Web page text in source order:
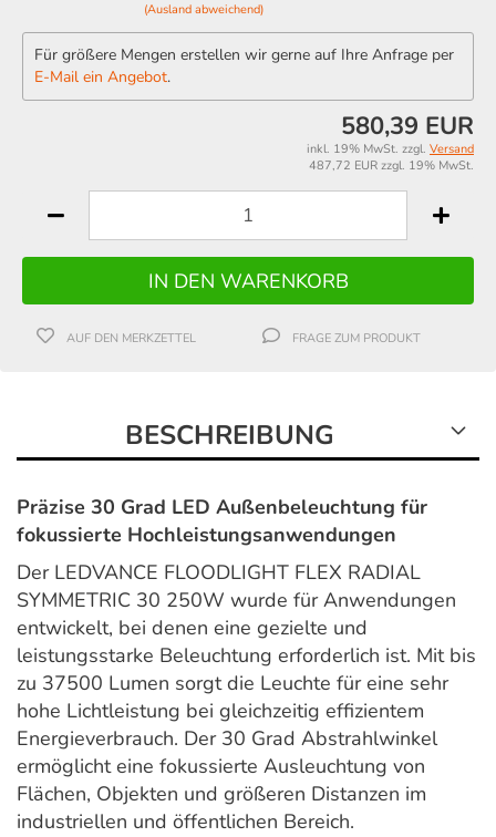
(Ausland abweichend)
Für größere Mengen erstellen wir gerne auf Ihre Anfrage per
E-Mail ein Angebot.
580,39 EUR
inkl. 19% MwSt. zzgl. Versand
487,72 EUR zzgl. 19% MwSt.
AUF DEN MERKZETTEL FRAGE ZUM PRODUKT
BESCHREIBUNG
Präzise 30 Grad LED Außenbeleuchtung für
fokussierte Hochleistungsanwendungen
Der LEDVANCE FLOODLIGHT FLEX RADIAL
SYMMETRIC 30 250W wurde für Anwendungen
entwickelt, bei denen eine gezielte und
leistungsstarke Beleuchtung erforderlich ist. Mit bis
zu 37500 Lumen sorgt die Leuchte für eine sehr
hohe Lichtleistung bei gleichzeitig effizientem
Energieverbrauch. Der 30 Grad Abstrahlwinkel
ermöglicht eine fokussierte Ausleuchtung von
Flächen, Objekten und größeren Distanzen im
industriellen und öffentlichen Bereich.